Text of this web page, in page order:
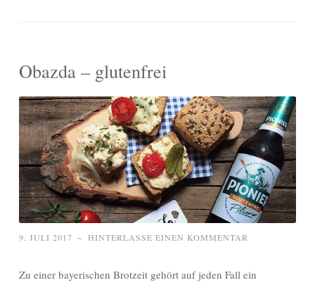
Obazda – glutenfrei
9. JULI 2017 ~ HINTERLASSE EINEN KOMMENTAR
Zu einer bayerischen Brotzeit gehört auf jeden Fall ein